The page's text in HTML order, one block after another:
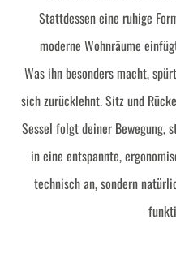
Stattdessen eine ruhige
moderne Wohnräume
Was ihn besonders macht,
sich zurücklehnt. Sitz und
Sessel folgt deiner Bewegung,
in eine entspannte,
technisch an, sondern